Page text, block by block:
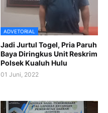
ADVETORIAL
Jadi Jurtul Togel, Pria Paruh
Baya Diringkus Unit Reskrim
Polsek Kualuh Hulu
01 Juni, 2022